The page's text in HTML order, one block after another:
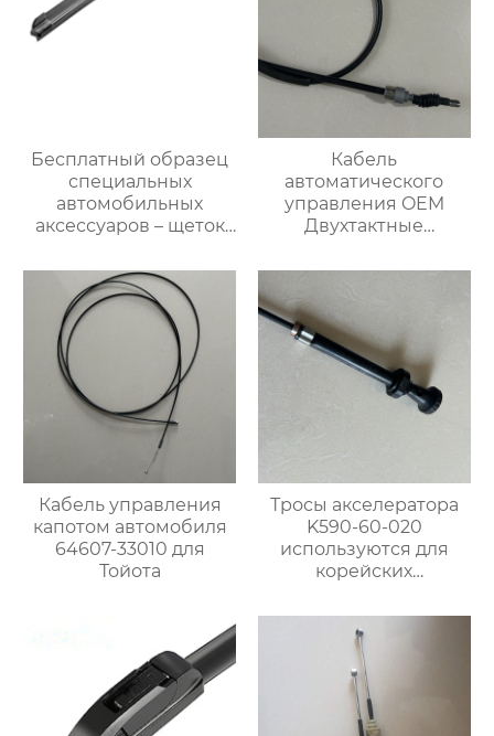
Бесплатный образец
специальных
автомобильных
аксессуаров – щеток
автомобилей BMW M6
Кабель
автоматического
управления OEM
Двухтактные
609 721 E для VW
Кабель управления
капотом автомобиля
64607-33010 для
Тойота
Тросы акселератора
K590-60-020
используются для
корейских
Bongo